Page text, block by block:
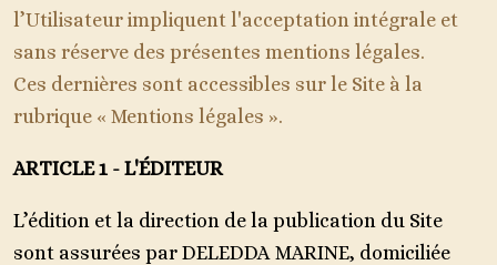
l’Utilisateur impliquent l'acceptation intégrale et
sans réserve des présentes mentions légales.
Ces dernières sont accessibles sur le Site à la
rubrique « Mentions légales ».
ARTICLE 1 - L'ÉDITEUR
L’édition et la direction de la publication du Site
sont assurées par DELEDDA MARINE, domiciliée